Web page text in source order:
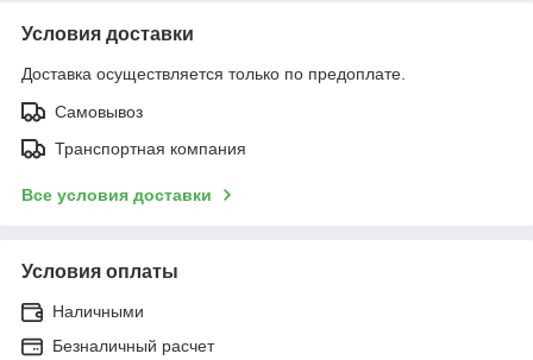
Условия доставки
Доставка осуществляется только по предоплате.
Самовывоз
Транспортная компания
Все условия доставки
Условия оплаты
Наличными
Безналичный расчет